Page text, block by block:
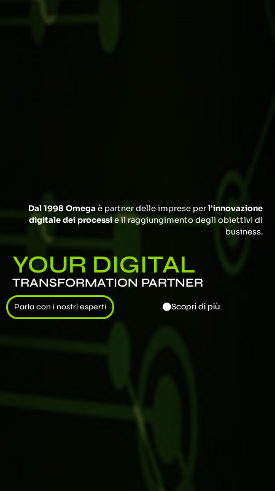
Dal 1998 Omega è partner delle imprese perl’innovazione
digitale dei processie il raggiungimento degli obiettivi di
business.
YOUR DIGITAL
TRANSFORMATION PARTNER
Parla con i nostri esperti Scopri di più